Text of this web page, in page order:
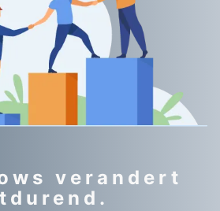
verandert